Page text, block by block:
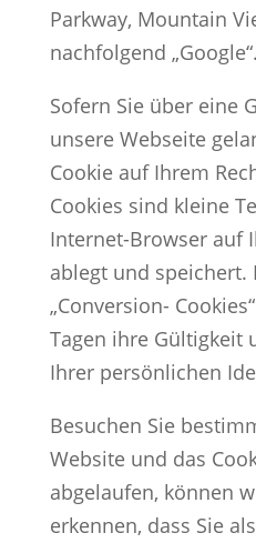
Parkway, Mountain
nachfolgend „Google“.
Sofern Sie über eine
unsere Webseite
Cookie auf Ihrem
Cookies sind kleine
Internet-Browser auf
ablegt und speichert.
„Conversion-
Tagen ihre Gültigkeit
Ihrer persönlichen
Besuchen Sie
Website und das
abgelaufen, können
erkennen, dass Sie